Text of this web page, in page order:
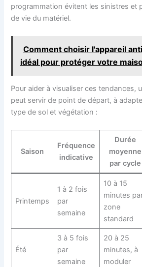
programmation évitent les sinistres et
de vie du matériel.
Comment choisir l'appareil
idéal pour protéger votre
Pour aider à visualiser ces tendances,
peut servir de point de départ, à
type de sol et végétation :
Saison
Fréquence
indicative
Durée
moyenne
par cycle
Printemps
1 à 2 fois
par
semaine
10 à 15
minutes
zone
standard
Été
3 à 5 fois
par
semaine
20 à 25
minutes, à
moduler